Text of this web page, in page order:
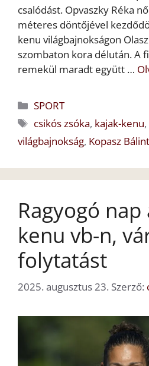
csalódást. Opvaszky Réka
méteres döntőjével
kenu világbajnokságon
szombaton kora délután. A
remekül maradt együtt …
Kategória
SPORT
Címkék
csikós zsóka, kajak-kenu,
világbajnokság, Kopasz Bálint
Ragyogó nap
kenu vb-n,
folytatást
2025. augusztus 23. Szerző: